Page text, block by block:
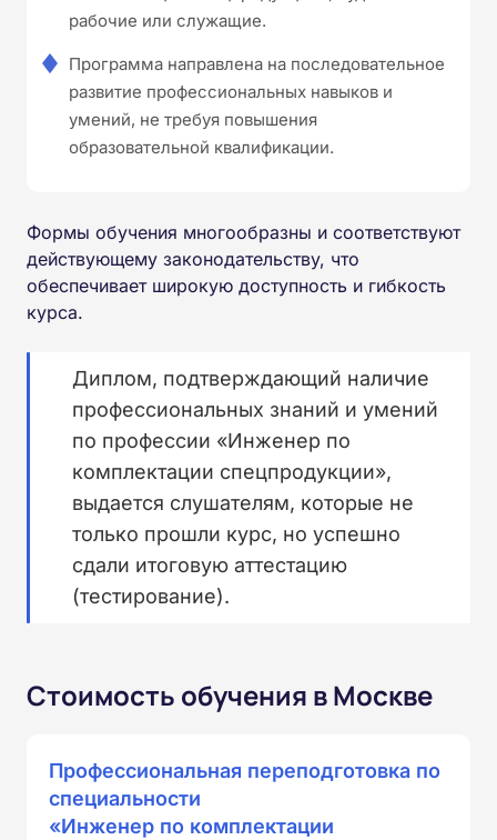
рабочие или служащие.
Программа направлена на последовательное
развитие профессиональных навыков и
умений, не требуя повышения
образовательной квалификации.
Формы обучения многообразны и соответствуют
действующему законодательству, что
обеспечивает широкую доступность и гибкость
курса.
Диплом, подтверждающий наличие
профессиональных знаний и умений
по профессии «Инженер по
комплектации спецпродукции»,
выдается слушателям, которые не
только прошли курс, но успешно
сдали итоговую аттестацию
(тестирование).
Стоимость обучения в Москве
Профессиональная переподготовка по
специальности
«Инженер по комплектации